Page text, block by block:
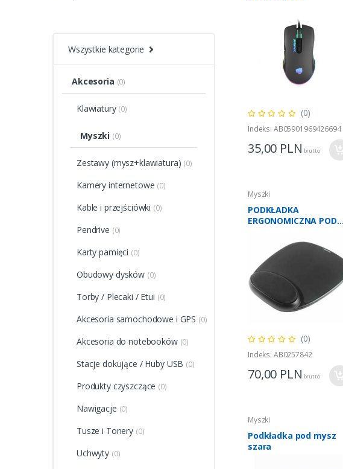
Wszystkie kategorie
Akcesoria (0)
Klawiatury (0)
Myszki (0)
Zestawy (mysz+klawiatura) (0)
Kamery internetowe (0)
Kable i przejściówki (0)
Pendrive (0)
Karty pamięci (0)
Obudowy dysków (0)
Torby / Plecaki / Etui (0)
Akcesoria samochodowe i GPS (0)
Akcesoria do notebooków (0)
Stacje dokujące / Huby USB (0)
Produkty czyszczące (0)
Nawigacje (0)
Tusze i Tonery (0)
Uchwyty (0)
(0)
Indeks: AB05901969426694
35,00 PLN brutto
Myszki
PODKŁADKA
ERGONOMICZNA POD
(0)
Indeks: AB0257842
70,00 PLN brutto
Myszki
Podkładka pod mysz
szara